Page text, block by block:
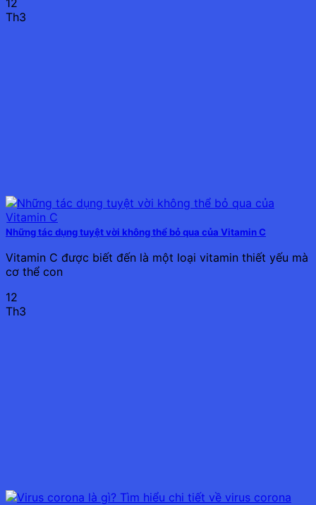
12
Th3
Những tác dụng tuyệt vời không thể bỏ qua của Vitamin C
Vitamin C được biết đến là một loại vitamin thiết yếu mà
cơ thể con
12
Th3